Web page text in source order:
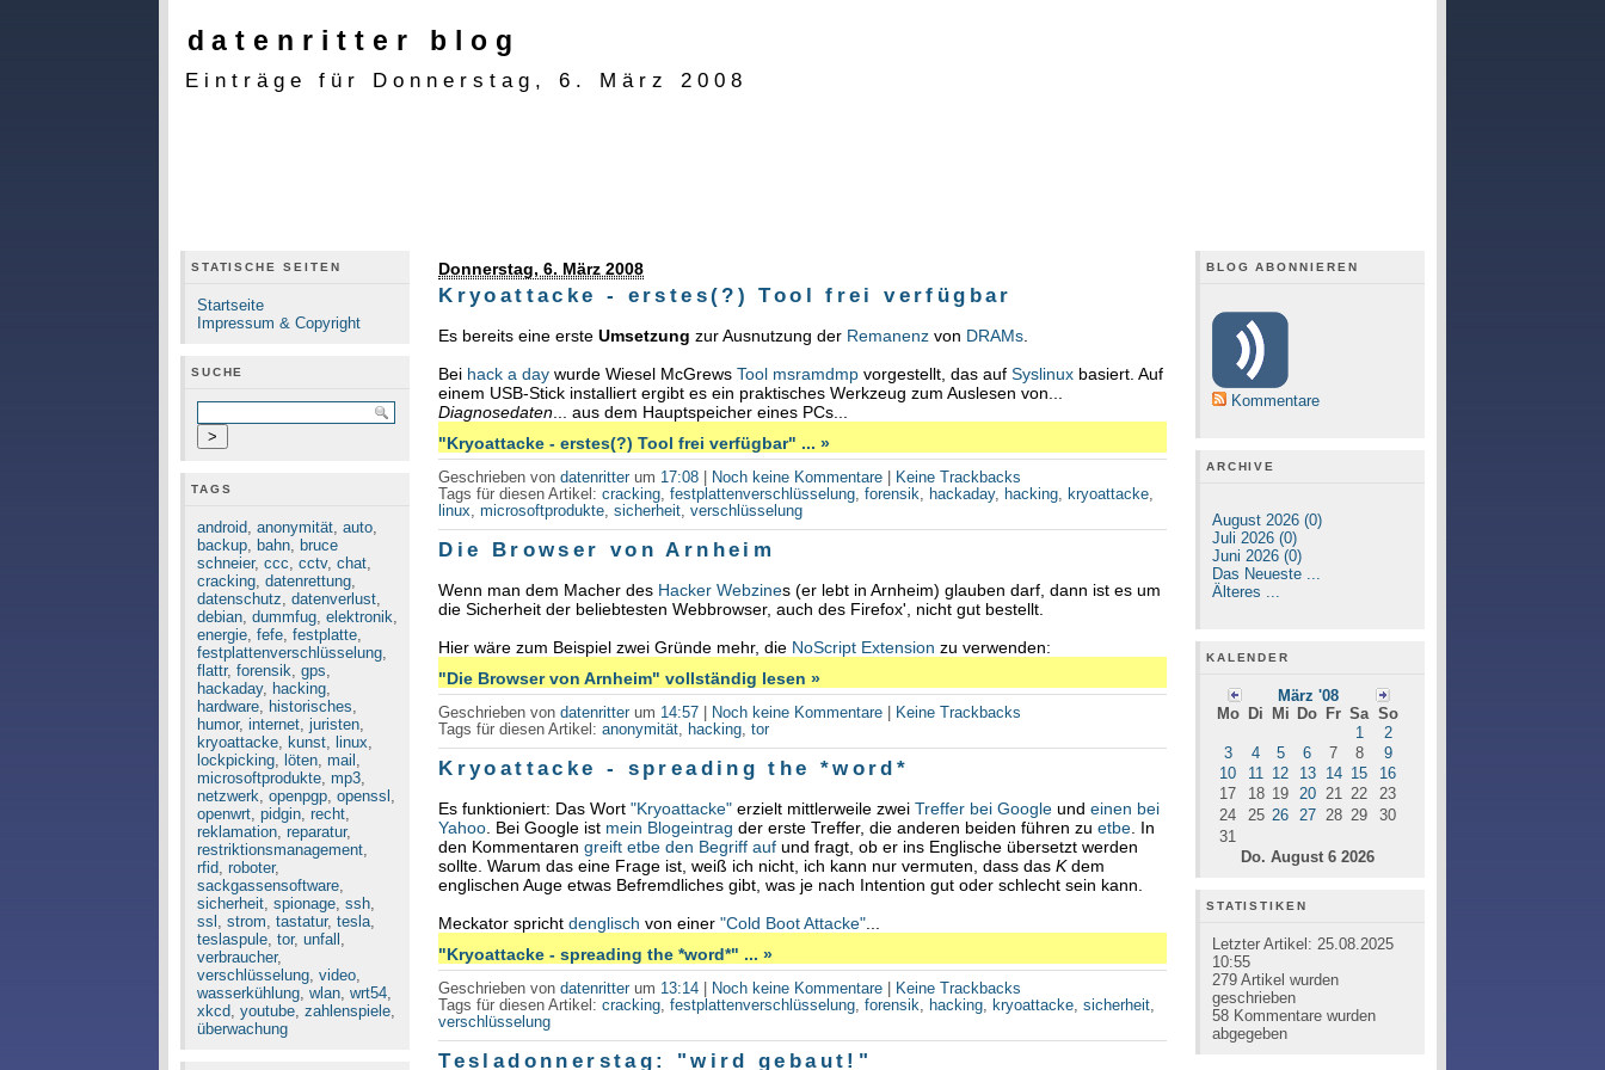
datenritter blog
Einträge für Donnerstag, 6. März 2008
STATISCHE SEITEN
Startseite
Impressum & Copyright
SUCHE
TAGS
android, anonymität, auto,
backup, bahn, bruce
schneier, ccc, cctv, chat,
cracking, datenrettung,
datenschutz, datenverlust,
debian, dummfug, elektronik,
energie, fefe, festplatte,
festplattenverschlüsselung,
flattr, forensik, gps,
hackaday, hacking,
hardware, historisches,
humor, internet, juristen,
kryoattacke, kunst, linux,
lockpicking, löten, mail ,
microsoftprodukte, mp3,
netzwerk, openpgp, openssl ,
openwrt, pidgin, recht,
reklamation, reparatur,
restriktionsmanagement,
rfid, roboter,
sackgassensoftware,
sicherheit, spionage, ssh,
ssl , strom, tastatur, tesla,
teslaspule, tor, unfall ,
verbraucher,
verschlüsselung, video,
wasserkühlung, wlan, wrt54,
xkcd, youtube, zahlenspiele,
überwachung
Donnerstag, 6. März 2008
Kryoattacke - erstes(?) Tool frei verfügbar
Es bereits eine ersteUmsetzung zur Ausnutzung der Remanenz von DRAMs
Bei hack a day wurde Wiesel McGrewsTool msramdmp vorgestellt, das aufSyslinux basiert. Auf
einem USB-Stick installiert ergibt es ein praktisches Werkzeug zum Auslesen von...
Diagnosedaten ... aus dem Hauptspeicher eines PCs...
"Kryoattacke - erstes(?) Tool frei verfügbar" ... »
Geschrieben vondatenritterum 17:08 Noch keine Kommentare
Keine Trackbacks
Tags für diesen Artikel:cracking,festplattenverschlüsselung,forensik, hackaday, hacking, kryoattacke,
linux,microsoftprodukte,sicherheit,verschlüsselung
Die Browser von Arnheim
Wenn man dem Macher des Hacker Webzines (er lebt in Arnheim) glauben darf, dann ist es um
die Sicherheit der beliebtesten Webbrowser, auch des Firefox', nicht gut bestellt.
Hier wäre zum Beispiel zwei Gründe mehr, die NoScript Extension zu verwenden:
"Die Browser von Arnheim" vollständig lesen »
Geschrieben vondatenritterum 14:57 Noch keine Kommentare
Keine Trackbacks
Tags für diesen Artikel:anonymität, hacking,tor
Kryoattacke - spreading the *word*
Es funktioniert: Das Wort"Kryoattacke" erzielt mittlerweile zweiTreffer bei Google undeinen bei
Yahoo . Bei Google ist mein Blogeintrag der erste Treffer, die anderen beiden führen zuetbe . In
den Kommentarengreift etbe den Begriff auf und fragt, ob er ins Englische übersetzt werden
sollte. Warum das eine Frage ist, weiß ich nicht, ich kann nur vermuten, dass dasKdem
englischen Auge etwas Befremdliches gibt, was je nach Intention gut oder schlecht sein kann.
Meckator sprichtdenglisch von einer"Cold Boot Attacke"
"Kryoattacke - spreading the *word*" ... »
Geschrieben vondatenritterum 13:14 Noch keine Kommentare
Keine Trackbacks
Tags für diesen Artikel:cracking,festplattenverschlüsselung,forensik, hacking, kryoattacke,sicherheit,
verschlüsselung
Tesladonnerstag: "wird gebaut!"
BLOG ABONNIEREN
Kommentare
ARCHIVE
August 2026 (0)
Juli 2026 (0)
Juni 2026 (0)
Das Neueste ...
Älteres ...
KALENDER
März '08
Mo
Di Mi Do Fr Sa So
Do. August 6 2026
1
2
3
4 5 6 7 8
9
10
11 12 13 14 15
16
17
18 19 20 21 22
23
24
25 26 27 28 29
30
31
STATISTIKEN
Letzter Artikel: 25.08.2025
10:55
279Artikel wurden
geschrieben
58Kommentare wurden
abgegeben